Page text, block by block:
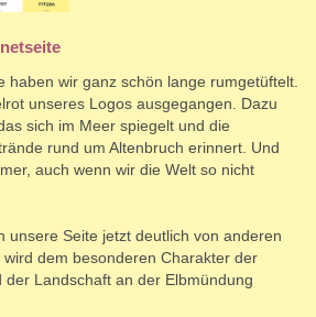
haben wir ganz schön lange rumgetüftelt.
unseres Logos ausgegangen. Dazu
sich im Meer spiegelt und die
rund um Altenbruch erinnert. Und
auch wenn wir die Welt so nicht
unsere Seite jetzt deutlich von anderen
dem besonderen Charakter der
Landschaft an der Elbmündung